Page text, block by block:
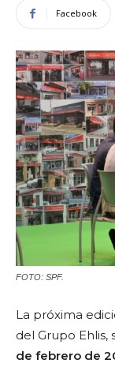
Facebook
FOTO: SPF.
La próxima
del Grupo Ehlis,
de febrero de